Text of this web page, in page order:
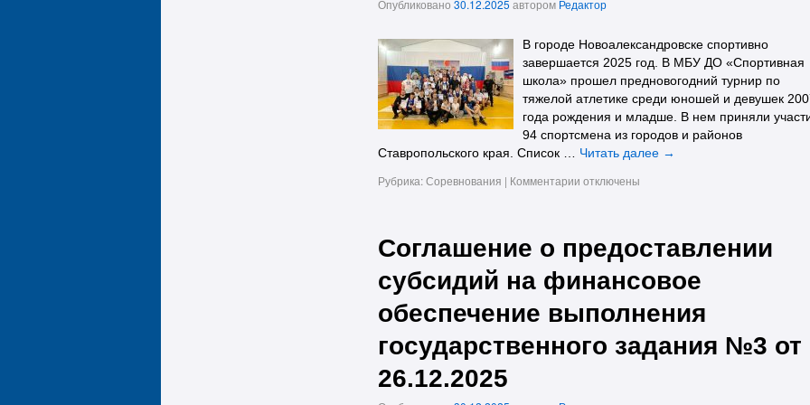
Опубликовано 30.12.2025 автором Редактор
В городе Новоалександровске спортивно
завершается 2025 год. В МБУ ДО «Спортивная
школа» прошел предновогодний турнир по
тяжелой атлетике среди юношей и девушек
года рождения и младше. В нем приняли
94 спортсмена из городов и районов
Ставропольского края. Список … Читать далее →
Рубрика:Соревнования | Комментарии отключены
Соглашение о предоставлении
субсидий на финансовое
обеспечение выполнения
государственного задания №3 от
26.12.2025